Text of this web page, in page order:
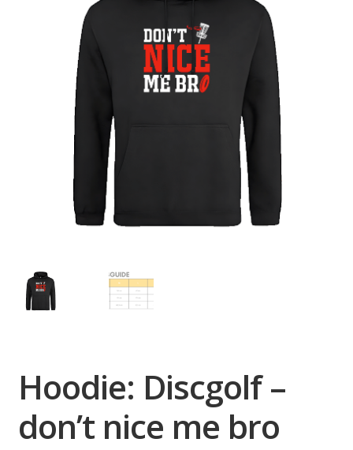
Hoodie: Discgolf –
don’t nice me bro